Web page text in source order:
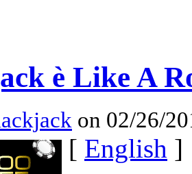
è Like A
on 02/26/
[ English ]